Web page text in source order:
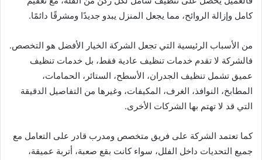
كامل وإزالة الروائح، مما يجعل المنزل يبدو جديدًا ومشرقًا دائمًا.
من الأسباب الرئيسية التي تجعل الشركة الخيار الأفضل هو التخصص.
فالشركة لا تقدم خدمات تنظيف عادية فقط، بل خدمات تنظيف
عميق تشمل تنظيف الجدران، الأسطح، الستائر، الحمامات،
المطابخ، النوافذ، الغرف، المكيفات، وغيرها من التفاصيل الدقيقة
التي قد لا تهتم بها الشركات الأخرى.
كما تعتمد الشركة على فريق متخصص ومدرب قادر على التعامل مع
جميع التحديات داخل الفلل، سواء كانت بقع صعبة، أتربة عميقة،